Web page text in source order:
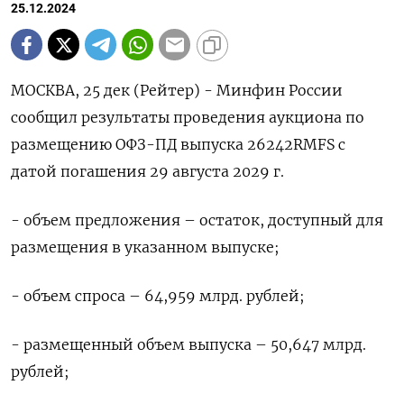
25.12.2024
МОСКВА, 25 дек (Рейтер) - Минфин России
сообщил результаты проведения аукциона по
размещению ОФЗ-ПД выпуска 26242RMFS с
датой погашения 29 августа 2029 г.
- объем предложения – остаток, доступный для
размещения в указанном выпуске;
- объем спроса – 64,959 млрд. рублей;
- размещенный объем выпуска – 50,647 млрд.
рублей;